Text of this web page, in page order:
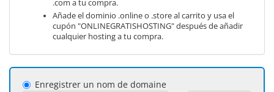
.com a tu compra.
Añade el dominio .online o .store al carrito y usa el
cupón "ONLINEGRATISHOSTING" después de añadir
cualquier hosting a tu compra.
Enregistrer un nom de domaine